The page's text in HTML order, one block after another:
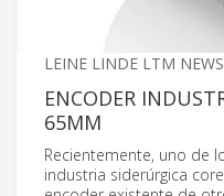
LEINE LINDE LTM NEWS
ENCODER
65MM
Recientemente, uno de
industria siderúrgica